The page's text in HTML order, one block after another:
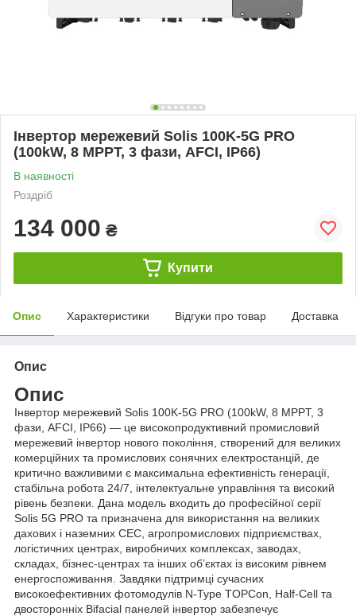
Інвертор мережевий Solis 100K-5G PRO
(100kW, 8 MPPT, 3 фази, AFCI, IP66)
В наявності
Роздріб
134 000 ₴
Купити
Опис Характеристики Відгуки про товар Доставка
Опис
Опис
Інвертор мережевий Solis 100K-5G PRO (100kW, 8 MPPT, 3
фази, AFCI, IP66) — це високопродуктивний промисловий
мережевий інвертор нового покоління, створений для великих
комерційних та промислових сонячних електростанцій, де
критично важливими є максимальна ефективність генерації,
стабільна робота 24/7, інтелектуальне управління та високий
рівень безпеки. Дана модель входить до професійної серії
Solis 5G PRO та призначена для використання на великих
дахових і наземних СЕС, агропромислових підприємствах,
логістичних центрах, виробничих комплексах, заводах,
складах, бізнес-центрах та інших об’єктах із високим рівнем
енергоспоживання. Завдяки підтримці сучасних
високоефективних фотомодулів N-Type TOPCon, Half-Cell та
двосторонніх Bifacial панелей інвертор забезпечує